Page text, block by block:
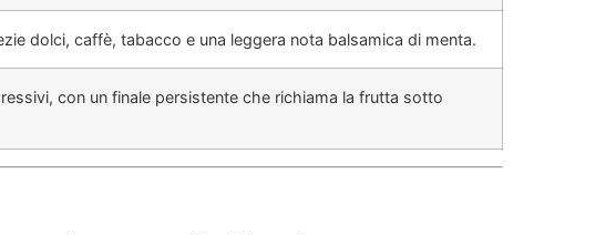
dolci, caffè, tabacco e una leggera nota balsamica di menta.
con un finale persistente che richiama la frutta sotto